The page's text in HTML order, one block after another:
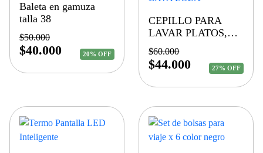
Baleta en gamuza
talla 38
$50.000
$40.000 20% OFF
CEPILLO PARA
LAVAR PLATOS,
LAVA LOZA
$60.000
$44.000 27% OFF